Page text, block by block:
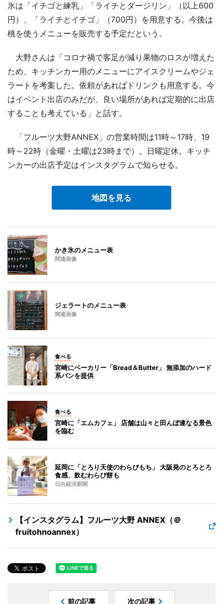
氷は「イチゴと練乳」「ライチとダージリン」（以上600
円）、「ライチとイチゴ」（700円）を用意する。今後は
桃を使うメニューを販売する予定だという。
大野さんは「コロナ禍で客足が減り果物のロスが増えた
ため、キッチンカー用のメニューにアイスクリームやジェ
ラートを考案した。依頼があればドリンクも用意する。今
はイベント出店のみだが、良い場所があれば定期的に出店
することも考えている」と話す。
「フルーツ大野ANNEX」の営業時間は11時～17時、19
時～22時（金曜・土曜は23時まで）。日曜定休。キッチ
ンカーの出店予定はインスタグラムで知らせる。
地図を見る
かき氷のメニュー表
関連画像
ジェラートのメニュー表
関連画像
食べる
宮崎にベーカリー「Bread＆Butter」 無添加のハード
系パンを提供
食べる
宮崎に「エムカフェ」 店舗は山々と田んぼ連なる景色
を臨む
延岡に「とろり天使のわらびもち」 大阪発のとろとろ
食感、飲むわらび餅も
日向経済新聞
【インスタグラム】フルーツ大野 ANNEX（＠
fruitohnoannex）
前の記事 次の記事